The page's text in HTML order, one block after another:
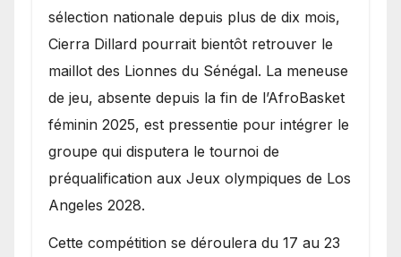
sélection nationale depuis plus de dix mois,
Cierra Dillard pourrait bientôt retrouver le
maillot des Lionnes du Sénégal. La meneuse
de jeu, absente depuis la fin de l’AfroBasket
féminin 2025, est pressentie pour intégrer le
groupe qui disputera le tournoi de
préqualification aux Jeux olympiques de Los
Angeles 2028.
Cette compétition se déroulera du 17 au 23